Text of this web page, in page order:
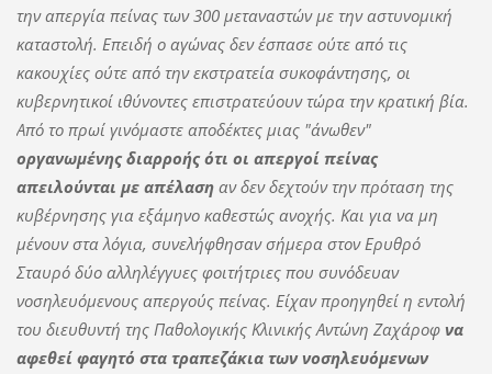
την απεργία πείνας των 300 μεταναστών με την αστυνομική
καταστολή. Επειδή ο αγώνας δεν έσπασε ούτε από τις
κακουχίες ούτε από την εκστρατεία συκοφάντησης, οι
κυβερνητικοί ιθύνοντες επιστρατεύουν τώρα την κρατική βία.
Από το πρωί γινόμαστε αποδέκτες μιας "άνωθεν"
οργανωμένης διαρροής ότι οι απεργοί πείνας
απειλούνται με απέλασηαν δεν δεχτούν την πρόταση της
κυβέρνησης για εξάμηνο καθεστώς ανοχής. Και για να μη
μένουν στα λόγια, συνελήφθησαν σήμερα στον Ερυθρό
Σταυρό δύο αλληλέγγυες φοιτήτριες που συνόδευαν
νοσηλευόμενους απεργούς πείνας. Είχαν προηγηθεί η εντολή
του διευθυντή της Παθολογικής Κλινικής Αντώνη Ζαχάροφ να
αφεθεί φαγητό στα τραπεζάκια των νοσηλευόμενων